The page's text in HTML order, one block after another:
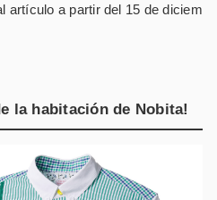
artículo a partir del 15 de diciem
la habitación de Nobita!